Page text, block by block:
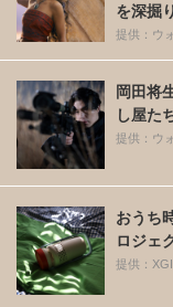
を深掘り
提供：ウ
岡田将
し屋た
提供：ウ
おうち
ロジェ
提供：